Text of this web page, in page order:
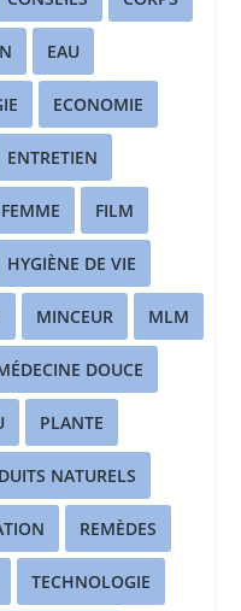
EAU
ECONOMIE
ENTRETIEN
FEMME FILM
HYGIÈNE DE VIE
MINCEUR MLM
DOUCE
PLANTE
NATURELS
REMÈDES
TECHNOLOGIE